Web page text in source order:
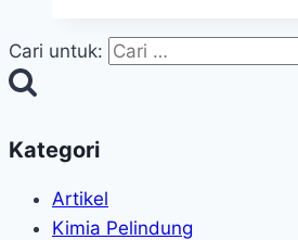
Cari untuk:
Kategori
Artikel
Kimia Pelindung